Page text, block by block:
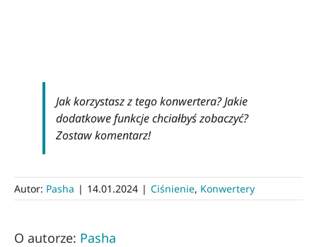
Jak korzystasz z tego konwertera? Jakie
dodatkowe funkcje chciałbyś zobaczyć?
Zostaw komentarz!
Autor: Pasha | 14.01.2024 | Ciśnienie, Konwertery
O autorze: Pasha